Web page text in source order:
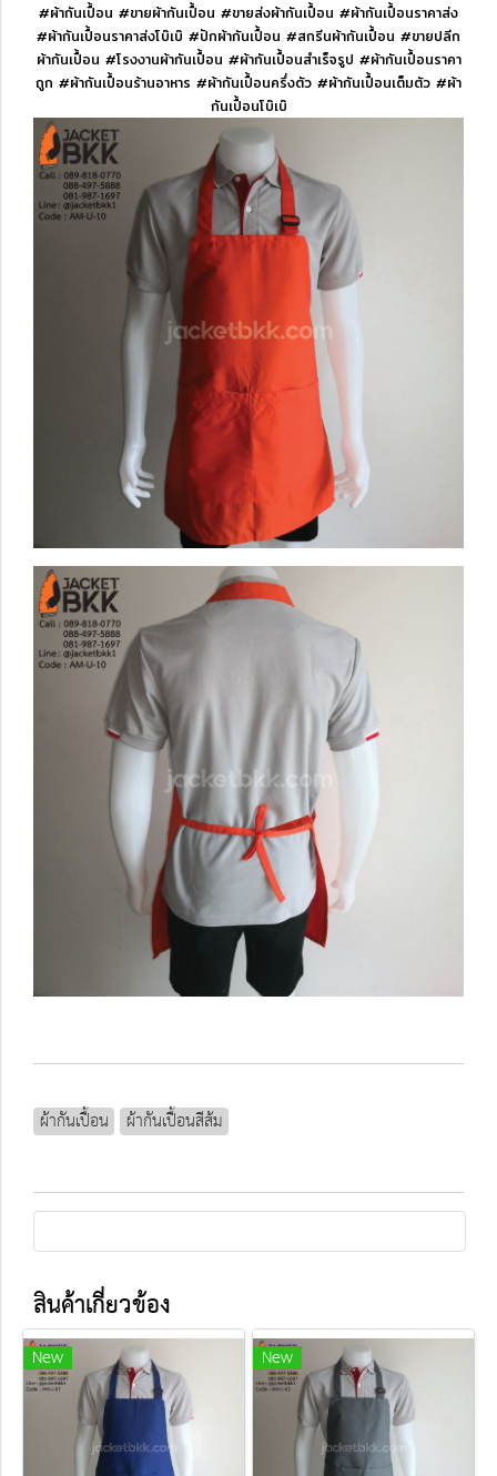
#ผ้ากันเปื้อน #ขายผ้ากันเปื้อน #ขายส่งผ้ากันเปื้อน #ผ้ากันเปื้อนราคาส่ง
#ผ้ากันเปื้อนราคาส่งโบ๊เบ๊ #ปักผ้ากันเปื้อน #สกรีนผ้ากันเปื้อน #ขายปลีก
ผ้ากันเปื้อน #โรงงานผ้ากันเปื้อน #ผ้ากันเปื้อนสำเร็จรูป #ผ้ากันเปื้อนราคา
ถูก #ผ้ากันเปื้อนร้านอาหาร #ผ้ากันเปื้อนครึ่งตัว #ผ้ากันเปื้อนเต็มตัว #ผ้า
กันเปื้อนโบ๊เบ๊
ผ้ากันเปื้อน ผ้ากันเปื้อนสีส้ม
สินค้าเกี่ยวข้อง
New New